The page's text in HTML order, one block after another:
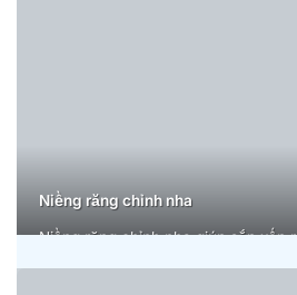
Niềng răng chỉnh nha
Niềng răng chỉnh nha giúp sắp xếp